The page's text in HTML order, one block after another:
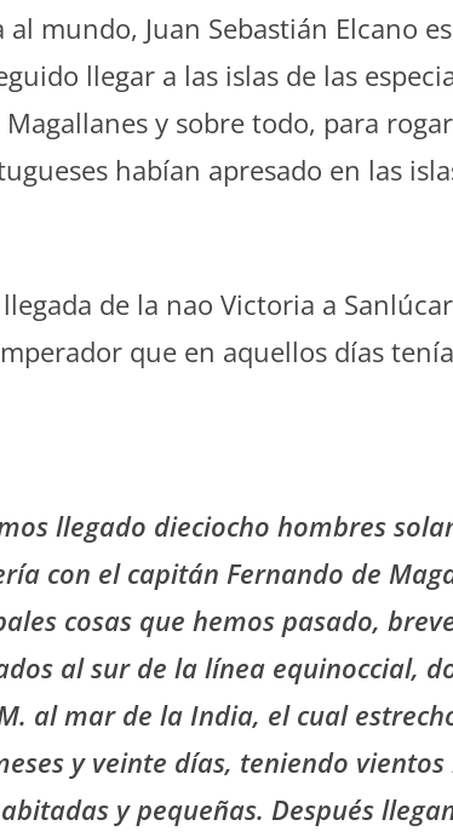
mundo, Juan Sebastián Elcano
llegar a las islas de las
y sobre todo, para
habían apresado en las
de la nao Victoria a
que en aquellos días
llegado dieciocho hombres
con el capitán Fernando de
cosas que hemos pasado,
al sur de la línea equinoccial,
al mar de la India, el cual
y veinte días, teniendo
y pequeñas. Después